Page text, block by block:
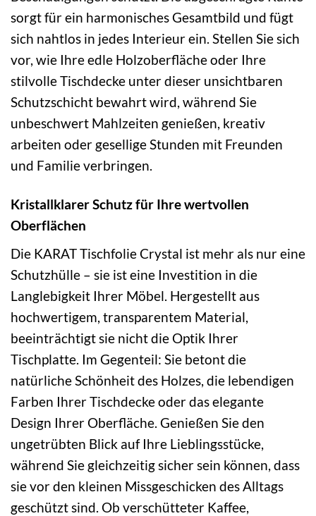
sorgt für ein harmonisches Gesamtbild und fügt
sich nahtlos in jedes Interieur ein. Stellen Sie sich
vor, wie Ihre edle Holzoberfläche oder Ihre
stilvolle Tischdecke unter dieser unsichtbaren
Schutzschicht bewahrt wird, während Sie
unbeschwert Mahlzeiten genießen, kreativ
arbeiten oder gesellige Stunden mit Freunden
und Familie verbringen.
Kristallklarer Schutz für Ihre wertvollen
Oberflächen
Die KARAT Tischfolie Crystal ist mehr als nur eine
Schutzhülle – sie ist eine Investition in die
Langlebigkeit Ihrer Möbel. Hergestellt aus
hochwertigem, transparentem Material,
beeinträchtigt sie nicht die Optik Ihrer
Tischplatte. Im Gegenteil: Sie betont die
natürliche Schönheit des Holzes, die lebendigen
Farben Ihrer Tischdecke oder das elegante
Design Ihrer Oberfläche. Genießen Sie den
ungetrübten Blick auf Ihre Lieblingsstücke,
während Sie gleichzeitig sicher sein können, dass
sie vor den kleinen Missgeschicken des Alltags
geschützt sind. Ob verschütteter Kaffee,